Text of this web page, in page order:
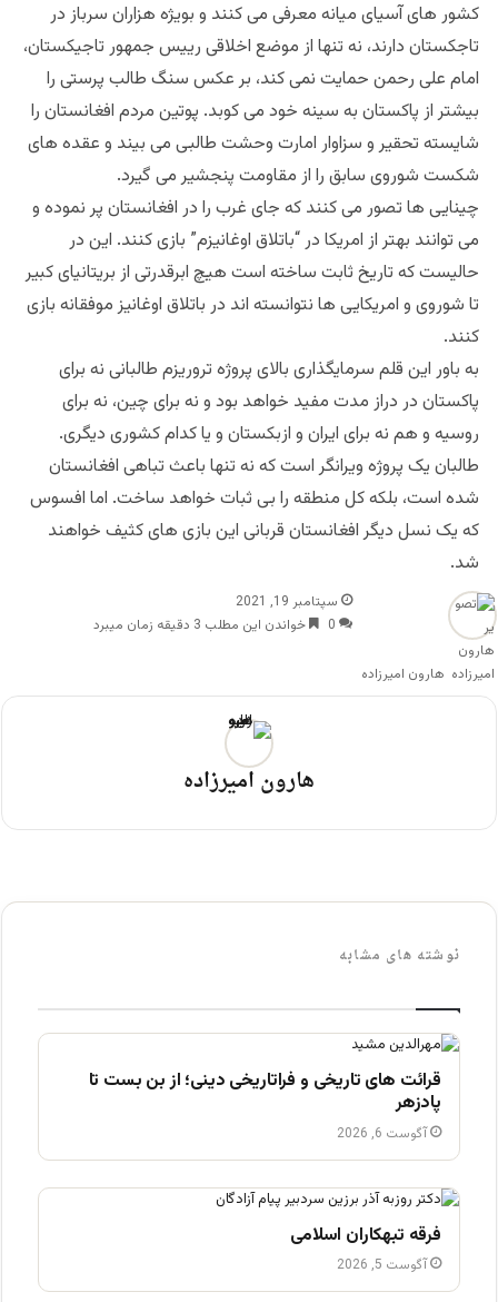
کشور های آسیای میانه معرفی می کنند و بویژه هزاران سرباز در
تاجکستان دارند، نه تنها از موضع اخلاقی رییس جمهور تاجیکستان،
امام علی رحمن حمایت نمی کند، بر عکس سنگ طالب پرستی را
بیشتر از پاکستان به سینه خود می کوبد. پوتین مردم افغانستان را
شایسته تحقیر و سزاوار امارت وحشت طالبی می بیند و عقده های
شکست شوروی سابق را از مقاومت پنجشیر می گیرد.
چینایی ها تصور می کنند که جای غرب را در افغانستان پر نموده و
می توانند بهتر از امریکا در “باتلاق اوغانیزم” بازی کنند. این در
حالیست که تاریخ ثابت ساخته است هیچ ابرقدرتی از بریتانیای کبیر
تا شوروی و امریکایی ها نتوانسته اند در باتلاق اوغانیز موفقانه بازی
کنند.
به باور این قلم سرمایگذاری بالای پروژه تروریزم طالبانی نه برای
پاکستان در دراز مدت مفید خواهد بود و نه برای چین، نه برای
روسیه و هم نه برای ایران و ازبکستان و یا کدام کشوری دیگری.
طالبان یک پروژه ویرانگر است که نه تنها باعث تباهی افغانستان
شده است، بلکه کل منطقه را بی ثبات خواهد ساخت. اما افسوس
که یک نسل دیگر افغانستان قربانی این بازی های کثیف خواهند
شد.
هارون امیرزاده
سپتامبر 19, 2021
0
خواندن این مطلب 3 دقیقه زمان میبرد
هارون امیرزاده
نوشته های مشابه
قرائت های تاریخی و فراتاریخی دینی؛ از بن بست تا
پادزهر
آگوست 6, 2026
فرقه تبهکاران اسلامی
آگوست 5, 2026